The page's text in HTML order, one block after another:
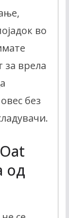
во
за врела
без
од